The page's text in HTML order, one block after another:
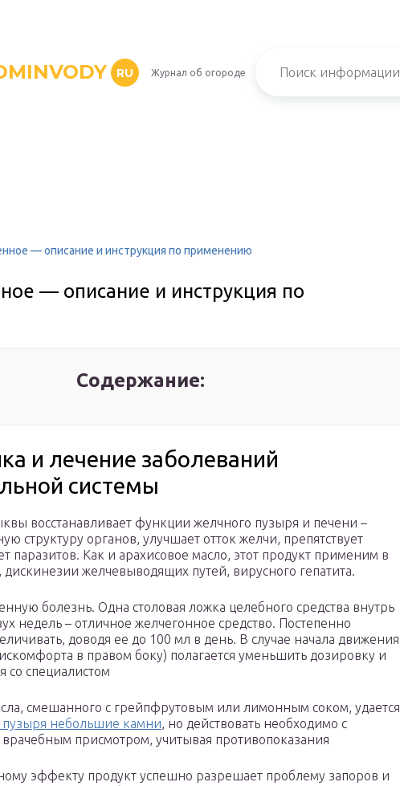
RU Журнал об огороде
— описание и инструкция по применению
— описание и инструкция по
Содержание:
и лечение заболеваний
системы
восстанавливает функции желчного пузыря и печени –
структуру органов, улучшает отток желчи, препятствует
паразитов. Как и арахисовое масло, этот продукт применим в
дискинезии желчевыводящих путей, вирусного гепатита.
болезнь. Одна столовая ложка целебного средства внутрь
недель – отличное желчегонное средство. Постепенно
доводя ее до 100 мл в день. В случае начала движения
в правом боку) полагается уменьшить дозировку и
со специалистом
смешанного с грейпфрутовым или лимонным соком, удается
пузыря небольшие камни, но действовать необходимо с
присмотром, учитывая противопоказания
эффекту продукт успешно разрешает проблему запоров и